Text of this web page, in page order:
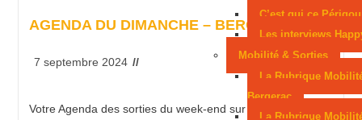
C’est qui ce
Les interviews
Mobilité & Sorties
La Rubrique
Bergerac
La Rubrique
aux consommateurs Six mois avec sursis
après une tentative d’incendie Un Périgourdin
AGENDA DU DIMANCHE – BERGERAC
7 septembre 2024
Votre Agenda des sorties du week-end sur Bergerac